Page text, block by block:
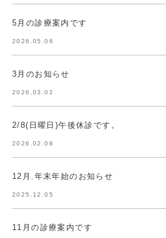
5月の診療案内です
2026.05.06
3月のお知らせ
2026.03.02
2/8(日曜日)午後休診です。
2026.02.08
12月.年末年始のお知らせ
2025.12.05
11月の診療案内です